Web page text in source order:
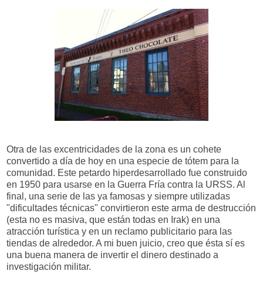
Otra de las excentricidades de la zona es un cohete
convertido a día de hoy en una especie de tótem para la
comunidad. Este petardo hiperdesarrollado fue construido
en 1950 para usarse en la Guerra Fría contra la URSS. Al
final, una serie de las ya famosas y siempre utilizadas
"dificultades técnicas" convirtieron este arma de destrucción
(esta no es masiva, que están todas en Irak) en una
atracción turística y en un reclamo publicitario para las
tiendas de alrededor. A mi buen juicio, creo que ésta sí es
una buena manera de invertir el dinero destinado a
investigación militar.